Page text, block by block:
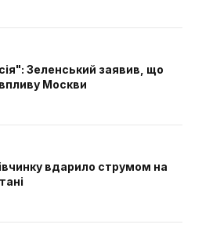
Зеленський заявив, що
Москви
вдарило струмом на